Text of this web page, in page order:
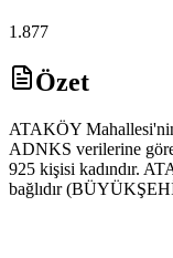
1.877
Özet
ATAKÖY
ADNKS verilerine
925 kişisi kadındır.
bağlıdır